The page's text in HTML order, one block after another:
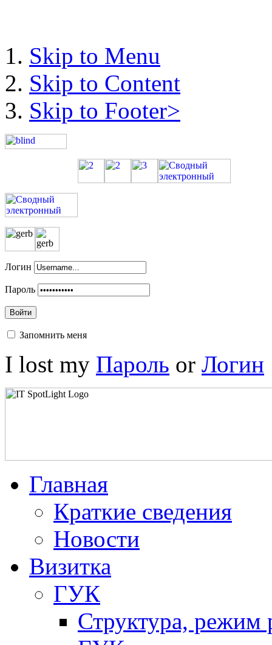
Skip to Menu
Skip to Content
Skip to Footer>
Логин
Пароль
Войти
Запомнить меня
I lost my Пароль or Логин
Главная
Краткие сведения
Новости
Визитка
ГУК
Структура, режим